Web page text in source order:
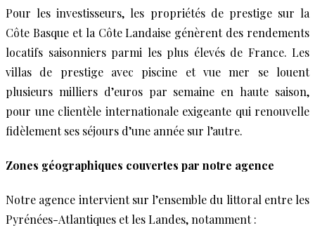
Pour les investisseurs, les propriétés de prestige sur la
Côte Basque et la Côte Landaise génèrent des rendements
locatifs saisonniers parmi les plus élevés de France. Les
villas de prestige avec piscine et vue mer se louent
plusieurs milliers d’euros par semaine en haute saison,
pour une clientèle internationale exigeante qui renouvelle
fidèlement ses séjours d’une année sur l’autre.
Zones géographiques couvertes par notre agence
Notre agence intervient sur l’ensemble du littoral entre les
Pyrénées-Atlantiques et les Landes, notamment :